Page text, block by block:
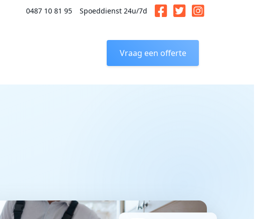
0487 10 81 95 Spoeddienst 24u/7d
Vraag een offerte